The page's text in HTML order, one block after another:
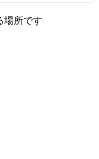
場所です